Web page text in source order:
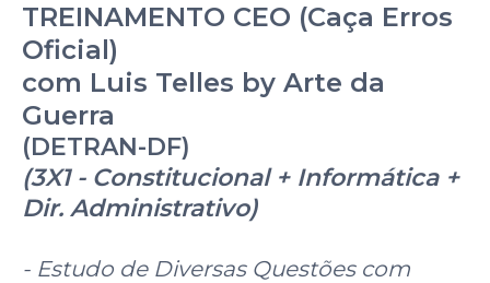
TREINAMENTO CEO (Caça Erros
Oficial)
com Luis Telles by Arte da
Guerra
(DETRAN-DF)
(3X1 - Constitucional + Informática +
Dir. Administrativo)
- Estudo de Diversas Questões com